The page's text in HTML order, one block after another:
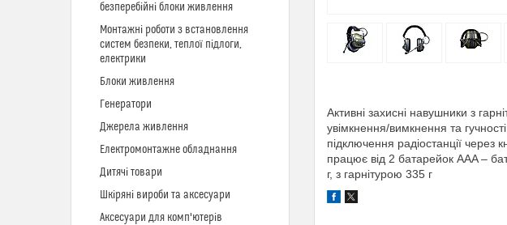
Активні захисні навушники з
увімкнення/вимкнення та
підключення радіостанції через
працює від 2 батарейок AAA –
г, з гарнітурою 335 г
безперебійні блоки живлення
Монтажні роботи з встановлення
систем безпеки, теплої підлоги,
електрики
Блоки живлення
Генератори
Джерела живлення
Електромонтажне обладнання
Дитячі товари
Шкіряні вироби та аксесуари
Аксесуари для комп'ютерів